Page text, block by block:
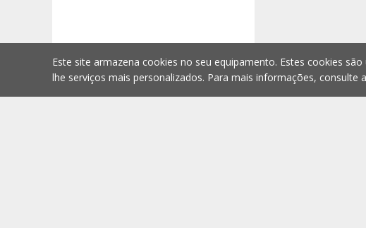
Este site armazena cookies no seu equipamento. Estes cookies
lhe serviços mais personalizados. Para mais informações, consulte